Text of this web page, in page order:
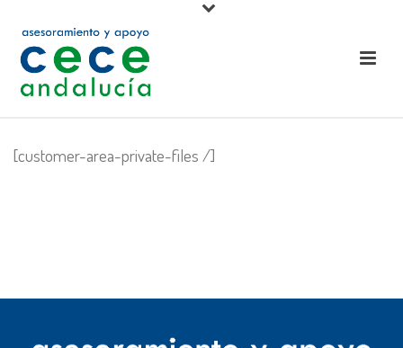
[customer-area-private-files /]